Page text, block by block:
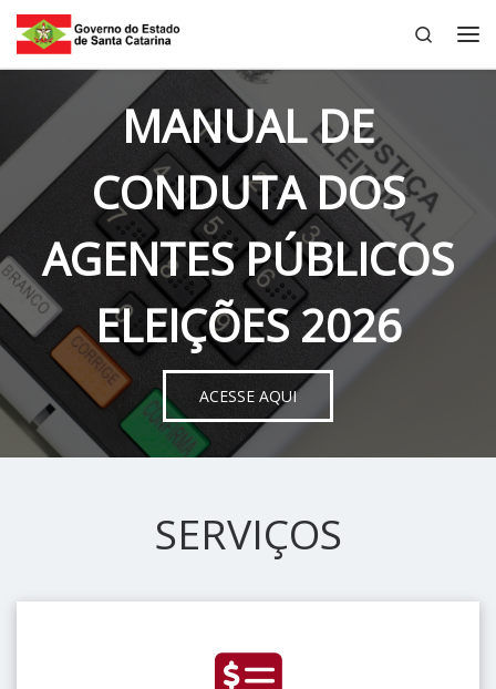
Skip to content
Search
MANUAL DE
CONDUTA DOS
AGENTES PÚBLICOS
ELEIÇÕES 2026
ACESSE AQUI
SERVIÇOS